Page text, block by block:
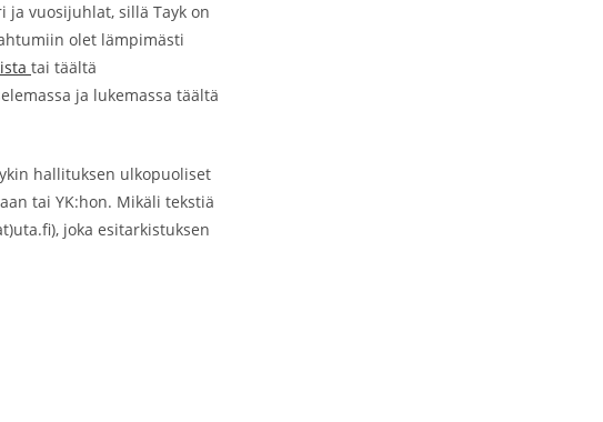
ja vuosijuhlat, sillä Tayk on
olet lämpimästi
tai täältä
ja lukemassa täältä
hallituksen ulkopuoliset
tai YK:hon. Mikäli tekstiä
joka esitarkistuksen